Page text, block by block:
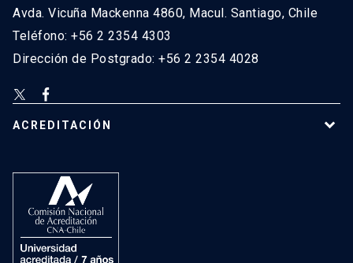
Avda. Vicuña Mackenna 4860, Macul. Santiago, Chile
Teléfono: +56 2 2354 4303
Dirección de Postgrado: +56 2 2354 4028
ACREDITACIÓN